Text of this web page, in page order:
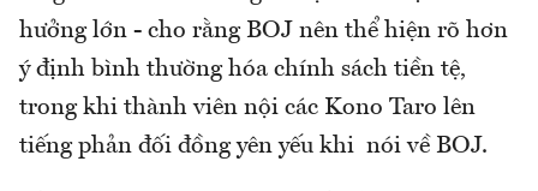
hưởng lớn - cho rằng BOJ nên thể hiện rõ hơn
ý định bình thường hóa chính sách tiền tệ,
trong khi thành viên nội các Kono Taro lên
tiếng phản đối đồng yên yếu khi nói về BOJ.